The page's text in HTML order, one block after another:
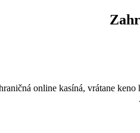
online kasíná, vrátane